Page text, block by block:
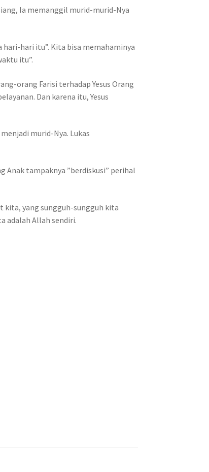
Ia memanggil murid-murid-Nya
hari itu”. Kita bisa memahaminya
itu”.
orang Farisi terhadap Yesus Orang
Dan karena itu, Yesus
murid-Nya. Lukas
Anak tampaknya ”berdiskusi” perihal
kita, yang sungguh-sungguh kita
adalah Allah sendiri.